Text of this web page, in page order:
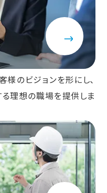
様のビジョンを形にし、
理想の職場を提供しま